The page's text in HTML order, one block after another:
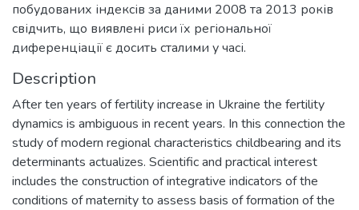
побудованих індексів за даними 2008 та 2013 років
свідчить, що виявлені риси їх регіональної
диференціації є досить сталими у часі.
Description
After ten years of fertility increase in Ukraine the fertility
dynamics is ambiguous in recent years. In this connection the
study of modern regional characteristics childbearing and its
determinants actualizes. Scientific and practical interest
includes the construction of integrative indicators of the
conditions of maternity to assess basis of formation of the